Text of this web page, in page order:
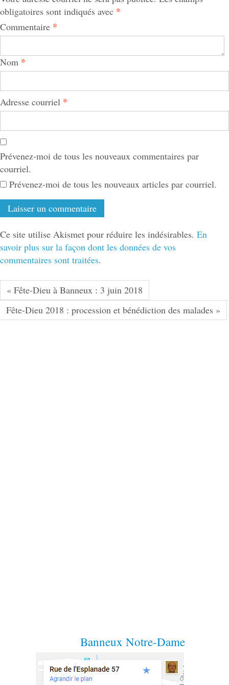
obligatoires sont indiqués avec *
Commentaire *
Nom *
Adresse courriel *
Prévenez-moi de tous les nouveaux commentaires par
courriel.
Prévenez-moi de tous les nouveaux articles par courriel.
Ce site utilise Akismet pour réduire les indésirables. En
savoir plus sur la façon dont les données de vos
commentaires sont traitées.
« Fête-Dieu à Banneux : 3 juin 2018
Fête-Dieu 2018 : procession et bénédiction des malades »
Banneux Notre-Dame